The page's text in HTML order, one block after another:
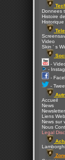
Donnees
Histoire
Video
Skin ' s
-
-
-
-
Accueil
News
Newsletter
Liens Web
News sur
Nous
Legal